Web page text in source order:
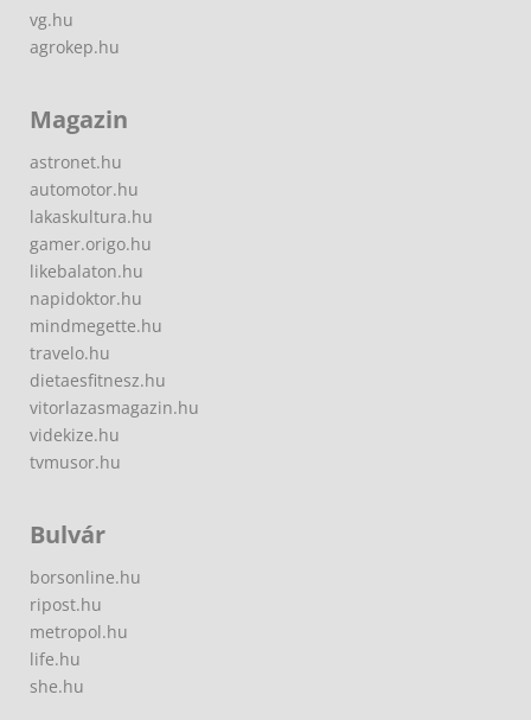
vg.hu
agrokep.hu
Magazin
astronet.hu
automotor.hu
lakaskultura.hu
gamer.origo.hu
likebalaton.hu
napidoktor.hu
mindmegette.hu
travelo.hu
dietaesfitnesz.hu
vitorlazasmagazin.hu
videkize.hu
tvmusor.hu
Bulvár
borsonline.hu
ripost.hu
metropol.hu
life.hu
she.hu